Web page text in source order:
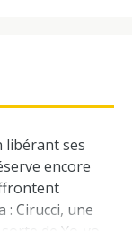
libérant ses
encore
: Cirucci, une
de Yo-yo